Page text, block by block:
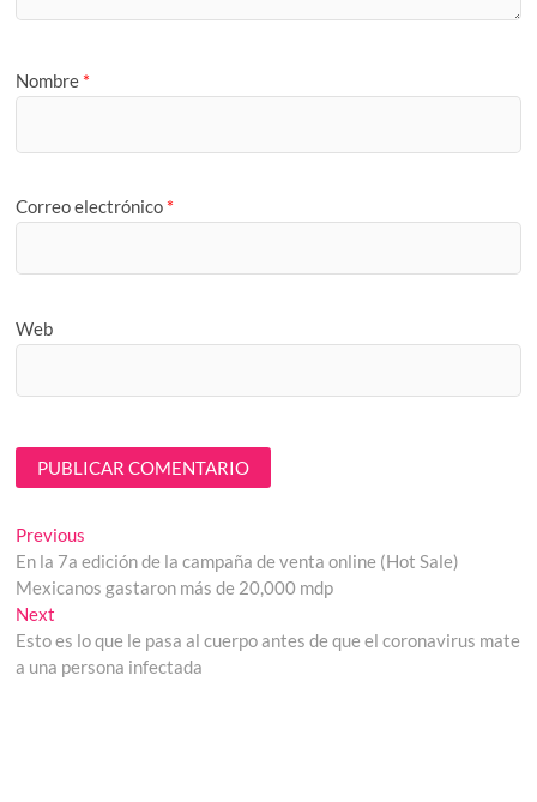
Nombre *
Correo electrónico *
Web
Navegación
de
entradas
Previous
post:
En la 7a edición de la campaña de venta online (Hot Sale)
Mexicanos gastaron más de 20,000 mdp
Next
post:
Esto es lo que le pasa al cuerpo antes de que el coronavirus mate
a una persona infectada